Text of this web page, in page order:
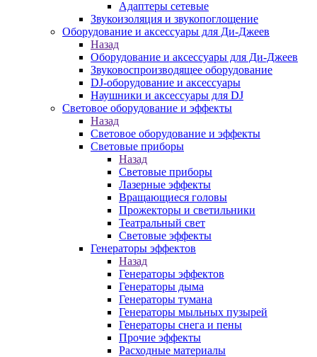
Адаптеры сетевые
Звукоизоляция и звукопоглощение
Оборудование и аксессуары для Ди-Джеев
Назад
Оборудование и аксессуары для Ди-Джеев
Звуковоспроизводящее оборудование
DJ-оборудование и аксессуары
Наушники и аксессуары для DJ
Световое оборудование и эффекты
Назад
Световое оборудование и эффекты
Световые приборы
Назад
Световые приборы
Лазерные эффекты
Вращающиеся головы
Прожекторы и светильники
Театральный свет
Световые эффекты
Генераторы эффектов
Назад
Генераторы эффектов
Генераторы дыма
Генераторы тумана
Генераторы мыльных пузырей
Генераторы снега и пены
Прочие эффекты
Расходные материалы